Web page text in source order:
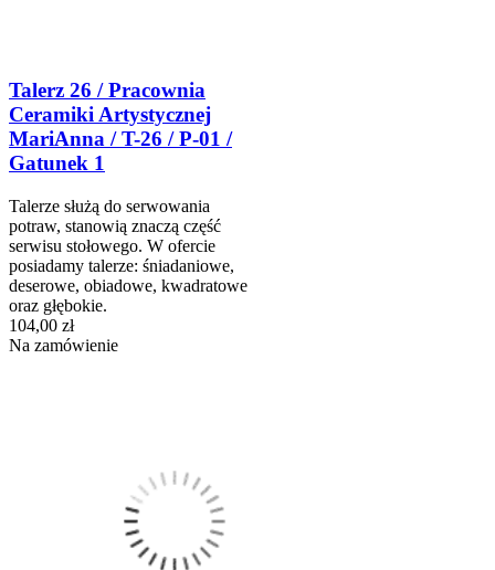
Talerz 26 / Pracownia
Ceramiki Artystycznej
MariAnna / T-26 / P-01 /
Gatunek 1
Talerze służą do serwowania
potraw, stanowią znaczą część
serwisu stołowego. W ofercie
posiadamy talerze: śniadaniowe,
deserowe, obiadowe, kwadratowe
oraz głębokie.
104,00 zł
Na zamówienie